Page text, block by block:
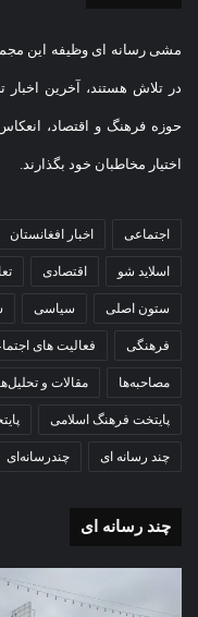
مشی رسانه ای وظیفه این
در تلاش هستند، آخرین
حوزه فرهنگ و اقتصاد،
اختیار مخاطبان خود بگذارند.
اجتماعی اخبار افغانستان
اسلاید شو اقتصادی
ستون اصلی سیاسی
فرهنگی فعالیت های
مصاحبه‌ها مقالات و
پایتخت فرهنگ اسلامی
چند رسانه ای چندرسانه‌ای
چند رسانه ای